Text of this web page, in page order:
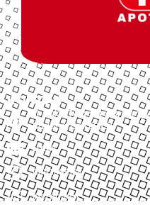
KONTAK
Jl. Bukit Tinggi No.18,
Badung, Bali 80351
Email
08113868188
Instagram